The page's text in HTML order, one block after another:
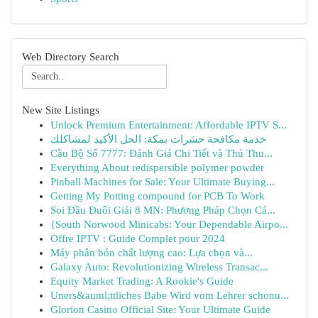
Web Directory Search
New Site Listings
Unlock Premium Entertainment: Affordable IPTV S...
خدمة مكافحة حشرات بمكة: الحل الأكيد لمشاكلك
Cầu Bộ Số 7777: Đánh Giá Chi Tiết và Thủ Thu...
Everything About redispersible polymer powder
Pinball Machines for Sale: Your Ultimate Buying...
Getting My Potting compound for PCB To Work
Soi Đầu Đuôi Giải 8 MN: Phương Pháp Chọn Cá...
{South Norwood Minicabs: Your Dependable Airpo...
Offre IPTV : Guide Complet pour 2024
Máy phân bón chất lượng cao: Lựa chọn và...
Galaxy Auto: Revolutionizing Wireless Transac...
Equity Market Trading: A Rookie's Guide
Uners&auml;ttliches Babe Wird vom Lehrer schonu...
Glorion Casino Official Site: Your Ultimate Guide